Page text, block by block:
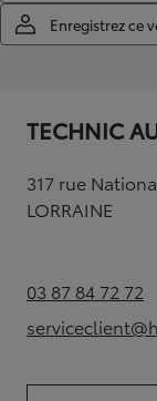
Enregistrez ce
TECHNIC
317 rue
LORRAINE
03 87 84 72 72
(Opens